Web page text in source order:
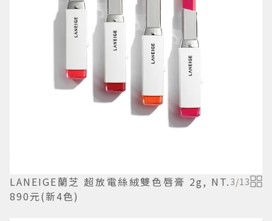
LANEIGE蘭芝 超放電絲絨雙色唇膏 2g, NT.
890元(新4色)
3/13